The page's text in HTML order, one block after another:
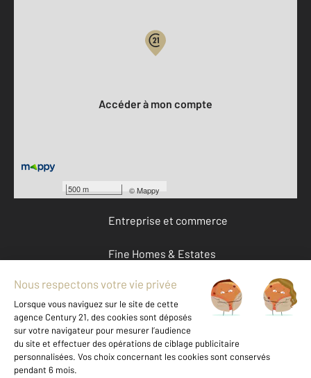
500 m ©Mappy
Accéder à mon compte
Devenir franchisé
Entreprise et commerce
Fine Homes & Estates
À propos
International
Nous contacter